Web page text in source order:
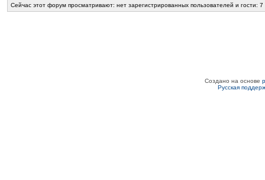
Сейчас этот форум просматривают: нет зарегистрированных пользователей и гости: 7
Создано на основе
Русская